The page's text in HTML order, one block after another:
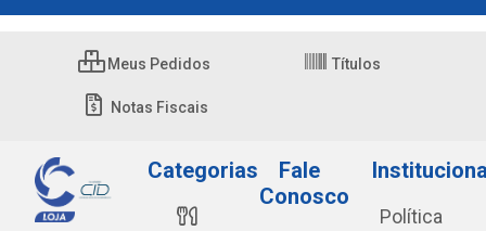
Meus Pedidos Títulos
Notas Fiscais
Categorias
Fale
Conosco
Política